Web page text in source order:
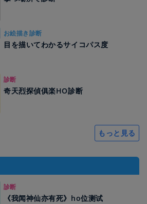
お絵描き診断
目を描いてわかるサイコパス度
診断
奇天烈探偵俱楽HO診断
もっと見る
診断
《我闻神仙亦有死》ho位测试